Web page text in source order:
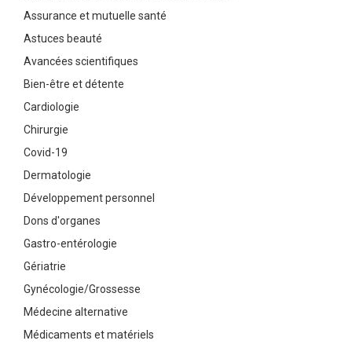
Assurance et mutuelle santé
Astuces beauté
Avancées scientifiques
Bien-être et détente
Cardiologie
Chirurgie
Covid-19
Dermatologie
Développement personnel
Dons d'organes
Gastro-entérologie
Gériatrie
Gynécologie/Grossesse
Médecine alternative
Médicaments et matériels